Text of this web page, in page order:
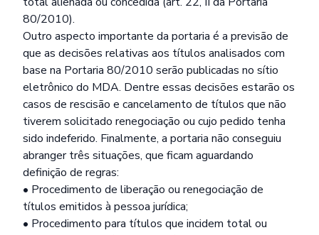
80/2010).
Outro aspecto importante da portaria é a previsão de
que as decisões relativas aos títulos analisados com
base na Portaria 80/2010 serão publicadas no sítio
eletrônico do MDA. Dentre essas decisões estarão os
casos de rescisão e cancelamento de títulos que não
tiverem solicitado renegociação ou cujo pedido tenha
sido indeferido. Finalmente, a portaria não conseguiu
abranger três situações, que ficam aguardando
definição de regras:
• Procedimento de liberação ou renegociação de
títulos emitidos à pessoa jurídica;
• Procedimento para títulos que incidem total ou